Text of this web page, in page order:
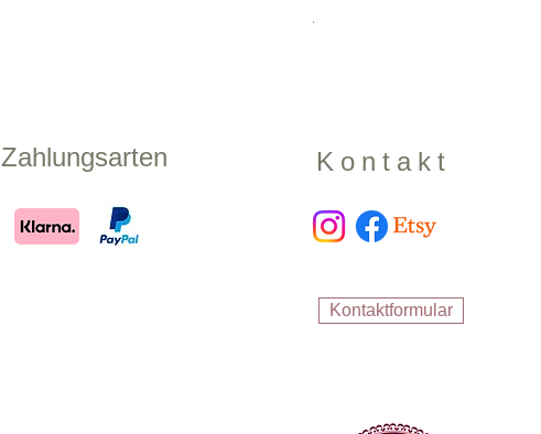
Zugstopphalsband "Shadow"
Zahlungsarten Kontakt
Kontaktformular